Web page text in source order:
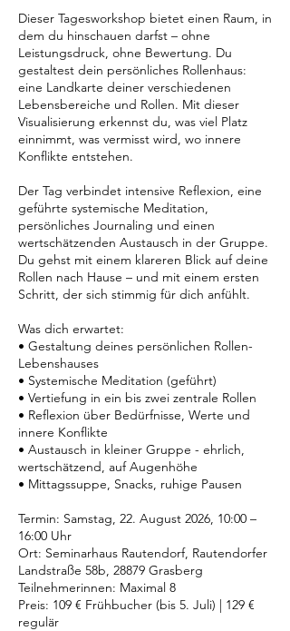
Dieser Tagesworkshop bietet einen Raum, in
dem du hinschauen darfst – ohne
Leistungsdruck, ohne Bewertung. Du
gestaltest dein persönliches Rollenhaus:
eine Landkarte deiner verschiedenen
Lebensbereiche und Rollen. Mit dieser
Visualisierung erkennst du, was viel Platz
einnimmt, was vermisst wird, wo innere
Konflikte entstehen.
Der Tag verbindet intensive Reflexion, eine
geführte systemische Meditation,
persönliches Journaling und einen
wertschätzenden Austausch in der Gruppe.
Du gehst mit einem klareren Blick auf deine
Rollen nach Hause – und mit einem ersten
Schritt, der sich stimmig für dich anfühlt.
Was dich erwartet:
• Gestaltung deines persönlichen Rollen-
Lebenshauses
• Systemische Meditation (geführt)
• Vertiefung in ein bis zwei zentrale Rollen
• Reflexion über Bedürfnisse, Werte und
innere Konflikte
• Austausch in kleiner Gruppe - ehrlich,
wertschätzend, auf Augenhöhe
• Mittagssuppe, Snacks, ruhige Pausen
Termin: Samstag, 22. August 2026, 10:00 –
16:00 Uhr
Ort: Seminarhaus Rautendorf, Rautendorfer
Landstraße 58b, 28879 Grasberg
Teilnehmerinnen: Maximal 8
Preis: 109 € Frühbucher (bis 5. Juli) | 129 €
regulär